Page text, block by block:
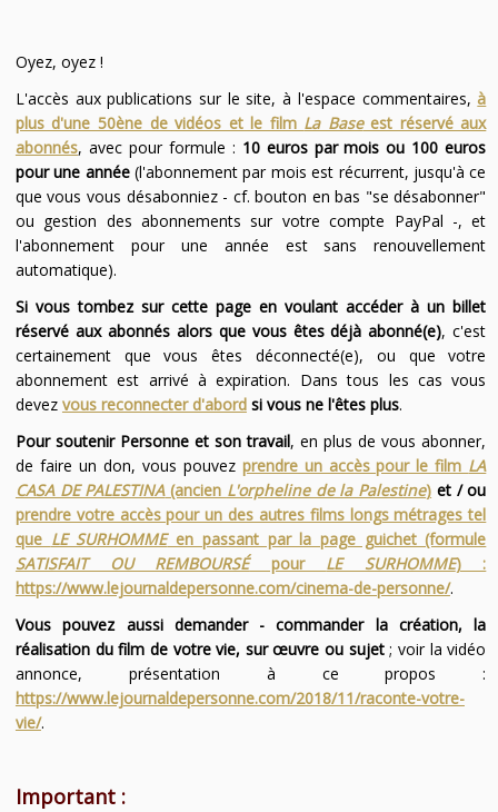
Oyez, oyez !
L'accès aux publications sur le site, à l'espace commentaires,à
plus d'une 50ène de vidéos et le film La Baseest réservé aux
abonnés, avec pour formule : 10 euros par mois ou 100 euros
pour une année(l'abonnement par mois est récurrent, jusqu'à ce
que vous vous désabonniez - cf. bouton en bas "se désabonner"
ou gestion des abonnements sur votre compte PayPal -, et
l'abonnement pour une année est sans renouvellement
automatique).
Si vous tombez sur cette page en voulant accéder à un billet
réservé aux abonnés alors que vous êtes déjà abonné(e), c'est
certainement que vous êtes déconnecté(e), ou que votre
abonnement est arrivé à expiration. Dans tous les cas vous
devez vous reconnecter d'abordsi vous ne l'êtes plus.
Pour soutenir Personne et son travail, en plus de vous abonner,
de faire un don, vous pouvez prendre un accès pour le film LA
CASA DE PALESTINA(ancien L'orpheline de la Palestine) et / ou
prendre votre accès pour un des autres films longs métrages tel
que LE SURHOMMEen passant par la page guichet (formule
SATISFAIT OU REMBOURSÉpour LE SURHOMME) :
https://www.lejournaldepersonne.com/cinema-de-personne/.
Vous pouvez aussi demander - commander la création, la
réalisation du film de votre vie, sur œuvre ou sujet; voir la vidéo
annonce, présentation à ce propos :
https://www.lejournaldepersonne.com/2018/11/raconte-votre-
vie/.
Important :